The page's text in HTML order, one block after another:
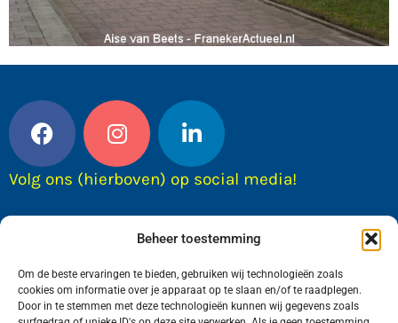
Beheer toestemming
Om de beste ervaringen te bieden, gebruiken wij technologieën zoals
cookies om informatie over je apparaat op te slaan en/of te raadplegen.
Door in te stemmen met deze technologieën kunnen wij gegevens zoals
Volg ons (hierboven) op social media!